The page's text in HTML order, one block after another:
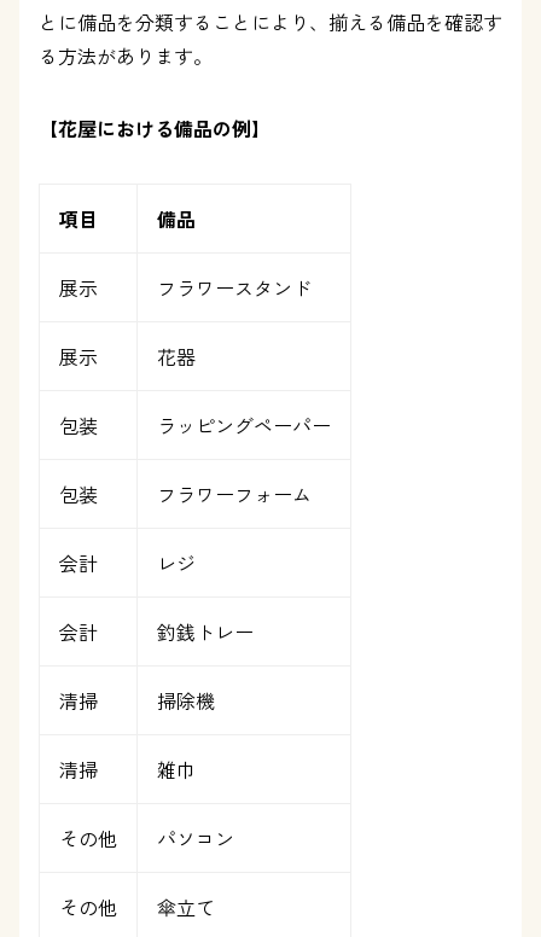
とに備品を分類することにより、揃える備品を確認す
る方法があります。
【花屋における備品の例】
項目 備品
展示 フラワースタンド
展示 花器
包装 ラッピングペーパー
包装 フラワーフォーム
会計 レジ
会計 釣銭トレー
清掃 掃除機
清掃 雑巾
その他 パソコン
その他 傘立て